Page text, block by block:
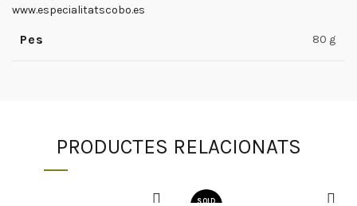
www.especialitatscobo.es
Pes 80 g
PRODUCTES RELACIONATS
SOLD